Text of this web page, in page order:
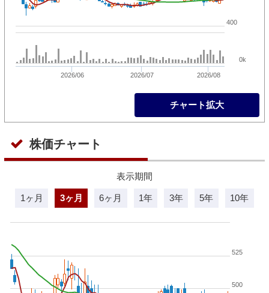
2026/06 2026/07 2026/08
400
0k
チャート拡大
株価チャート
表示期間
1ヶ月 3ヶ月 6ヶ月 1年 3年 5年 10年
500
525